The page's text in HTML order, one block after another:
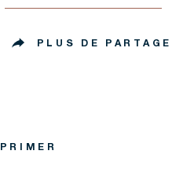
PLUS DE PARTAGE